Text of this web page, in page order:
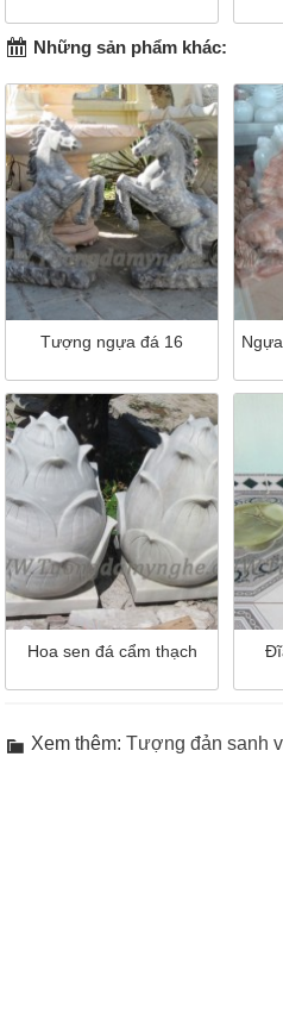
Những sản phẩm khác:
Tượng ngựa đá 16
Hoa sen đá cẩm thạch
Xem thêm: Tượng đản sanh